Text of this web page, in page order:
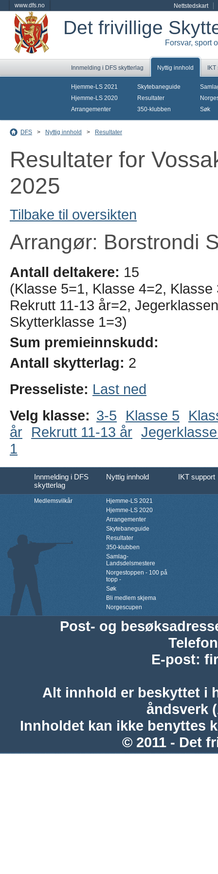
www.dfs.no Nettstedskart
Det frivillige
Forsvar, sport
Innmelding i DFS skytterlag Nyttig innhold
Hjemme-LS 2021
Hjemme-LS 2020
Arrangementer
Skytebaneguide
Resultater
350-klubben
Søk
DFS > Nyttig innhold > Resultater
Resultater for
2025
Tilbake til oversikten
Arrangør: Borstrondi
Antall deltakere: 15
(Klasse 5=1, Klasse 4=2,
Rekrutt 11-13 år=2,
Skytterklasse 1=3)
Sum premieinnskudd:
Antall skytterlag: 2
Presseliste: Last ned
Velg klasse: 3-5 Klasse 5
år
Rekrutt 11-13 år
1
Innmelding i DFS
skytterlag
Nyttig innhold IKT support
Medlemsvilkår
Hjemme-LS 2021
Hjemme-LS 2020
Arrangementer
Skytebaneguide
Resultater
350-klubben
Samlag-
Landsdelsmestere
Norgestoppen - 100 på
topp -
Søk
Bli medlem skjema
Norgescupen
Post- og
Telefon
E-post:
Alt innhold er beskyttet i
åndsverk
Innholdet kan ikke benyttes
© 2011 - Det